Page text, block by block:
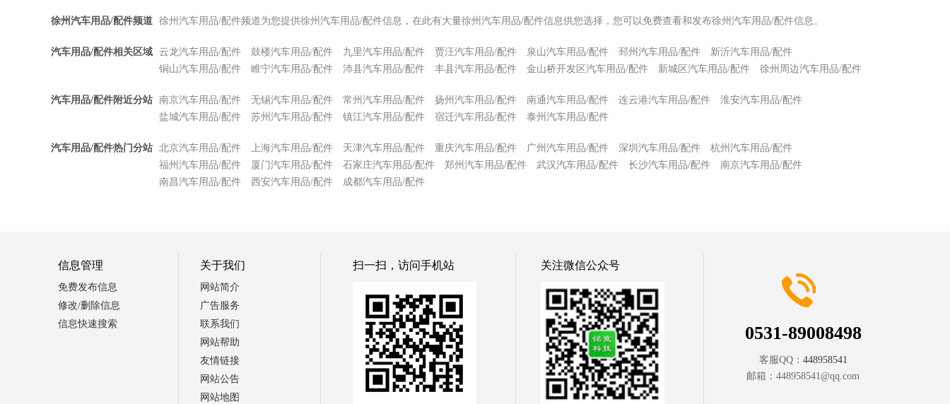
徐州汽车用品/配件频道 徐州汽车用品/配件频道为您提供徐州汽车用品/配件信息，在此有大量徐州汽车用品/配件信息供您选择，您可以免费查看和发布徐州汽车用品/配件信息。
汽车用品/配件相关区域 云龙汽车用品/配件 鼓楼汽车用品/配件 九里汽车用品/配件 贾汪汽车用品/配件 泉山汽车用品/配件 邳州汽车用品/配件
新沂汽车用品/配件
铜山汽车用品/配件
睢宁汽车用品/配件 沛县汽车用品/配件 丰县汽车用品/配件 金山桥开发区汽车用品/配件 新城区汽车用品/配件 徐州周边汽车用品/配件
汽车用品/配件附近分站 南京汽车用品/配件 无锡汽车用品/配件 常州汽车用品/配件 扬州汽车用品/配件 南通汽车用品/配件 连云港汽车用品/配件
淮安汽车用品/配件
盐城汽车用品/配件
苏州汽车用品/配件 镇江汽车用品/配件 宿迁汽车用品/配件 泰州汽车用品/配件
汽车用品/配件热门分站 北京汽车用品/配件 上海汽车用品/配件 天津汽车用品/配件 重庆汽车用品/配件 广州汽车用品/配件 深圳汽车用品/配件
杭州汽车用品/配件
福州汽车用品/配件
厦门汽车用品/配件 石家庄汽车用品/配件 郑州汽车用品/配件 武汉汽车用品/配件 长沙汽车用品/配件
南京汽车用品/配件
南昌汽车用品/配件
西安汽车用品/配件 成都汽车用品/配件
信息管理
免费发布信息
修改/删除信息
信息快速搜索
关于我们
网站简介
广告服务
联系我们
网站帮助
友情链接
网站公告
网站地图
扫一扫，访问手机站 关注微信公众号
0531-89008498
客服QQ： 448958541
邮箱： 448958541@qq.com